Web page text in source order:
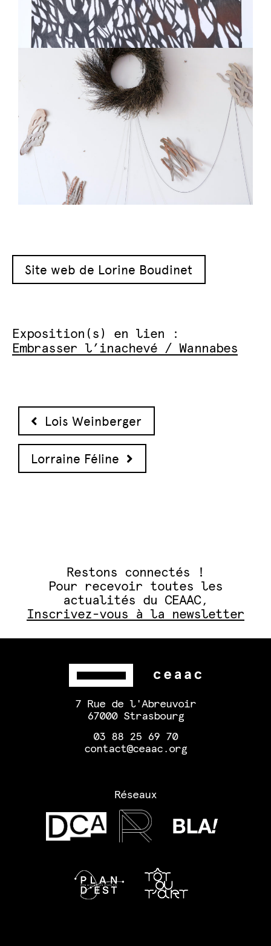
Site web de Lorine Boudinet
Exposition(s) en lien :
Embrasser l’inachevé / Wannabes
Navigation des articles
Lois Weinberger
Lorraine Féline
Restons connectés !
Pour recevoir toutes les
actualités du CEAAC,
Inscrivez-vous à la newsletter
7 Rue de l'Abreuvoir
67000 Strasbourg
03 88 25 69 70
contact@ceaac.org
Réseaux